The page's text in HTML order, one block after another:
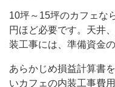
10坪～15坪のカフェな
円ほど必要です。天井
装工事には、準備資金
あらかじめ損益計算書
いカフェの内装工事費